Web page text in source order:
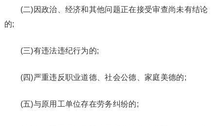
(二)因政治、经济和其他问题正在接受审查尚未有结论
的;
(三)有违法违纪行为的;
(四)严重违反职业道德、社会公德、家庭美德的;
(五)与原用工单位存在劳务纠纷的;